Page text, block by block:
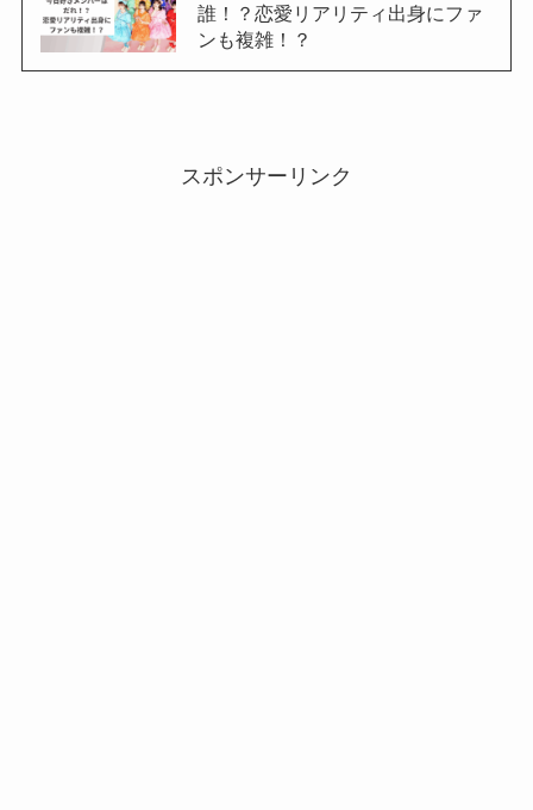
誰！？恋愛リアリティ出身にファ
ンも複雑！？
スポンサーリンク